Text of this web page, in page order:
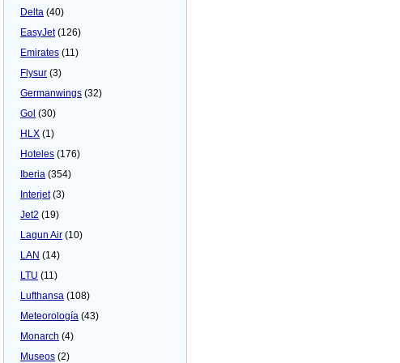
Delta (40)
EasyJet(126)
Emirates (11)
Flysur (3)
Germanwings (32)
Gol (30)
HLX (1)
Hoteles (176)
Iberia (354)
Interjet(3)
Jet2 (19)
Lagun Air (10)
LAN (14)
LTU (11)
Lufthansa (108)
Meteorologí­a (43)
Monarch (4)
Museos (2)